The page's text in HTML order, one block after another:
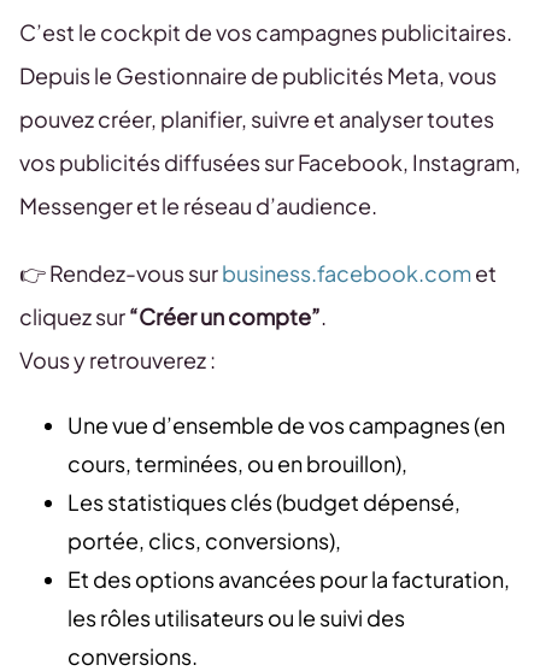
C’est le cockpit de vos campagnes publicitaires.
Depuis le Gestionnaire de publicités Meta, vous
pouvez créer, planifier, suivre et analyser toutes
vos publicités diffusées sur Facebook, Instagram,
Messenger et le réseau d’audience.
👉 Rendez-vous surbusiness.facebook.comet
cliquez sur“Créer un compte”.
Vous y retrouverez :
Une vue d’ensemble de vos campagnes (en
cours, terminées, ou en brouillon),
Les statistiques clés (budget dépensé,
portée, clics, conversions),
Et des options avancées pour la facturation,
les rôles utilisateurs ou le suivi des
conversions.